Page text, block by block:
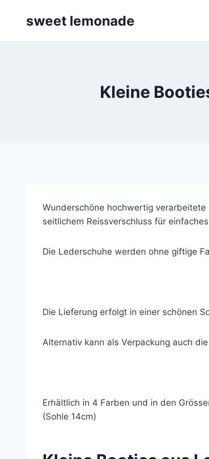
sweet lemonade
Kleine
Wunderschöne hochwertig
seitlichem Reissverschluss für
Die Lederschuhe werden ohne giftige
Die Lieferung erfolgt in einer schönen
Alternativ kann als Verpackung auch
Erhältlich in 4 Farben und in den
(Sohle 14cm)